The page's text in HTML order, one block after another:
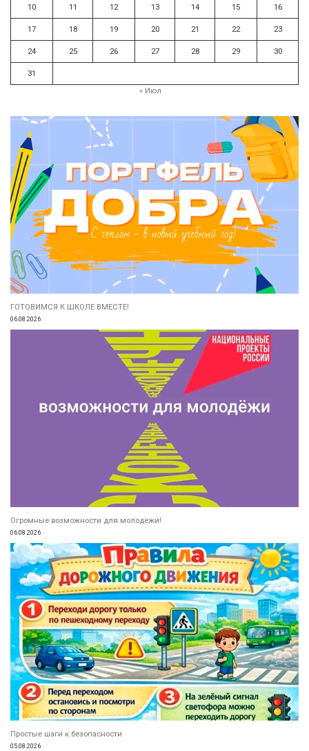
10 11 12 13 14 15 16
17 18 19 20 21 22 23
24 25 26 27 28 29 30
31
« Июл
ГОТОВИМСЯ К ШКОЛЕ ВМЕСТЕ!
06.08.2026
Огромные возможности для молодежи!
06.08.2026
Простые шаги к безопасности
05.08.2026